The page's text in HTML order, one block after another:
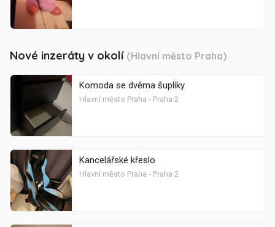
Nové inzeráty v okolí (Hlavní město Praha)
Komoda se dvěma šuplíky
Hlavní město Praha - Praha 2
Kancelářské křeslo
Hlavní město Praha - Praha 2